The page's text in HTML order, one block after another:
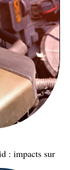
: impacts sur